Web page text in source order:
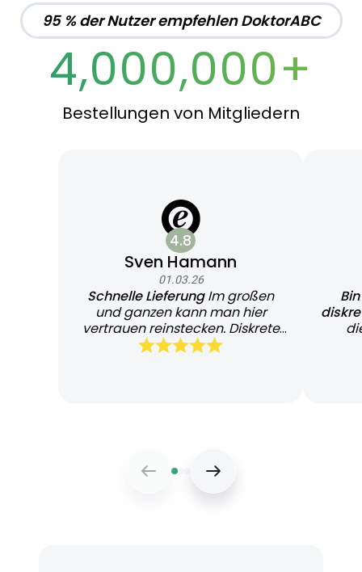
95 % der Nutzer empfehlen DoktorABC
4,000,000+
Bestellungen von Mitgliedern
4.8
Sven Hamann
01.03.26
Schnelle LieferungIm großen
und ganzen kann man hier
vertrauen reinstecken. Diskrete
und schnelle Lieferung